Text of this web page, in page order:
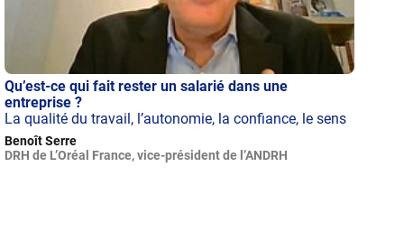
Qu’est-ce qui fait rester un salarié dans une
entreprise ?
La qualité du travail, l’autonomie, la confiance, le sens
Benoît Serre
DRH de L’Oréal France, vice-président de l’ANDRH